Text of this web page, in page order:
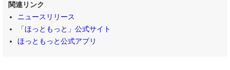
関連リンク
ニュースリリース
「ほっともっと」公式サイト
ほっともっと公式アプリ